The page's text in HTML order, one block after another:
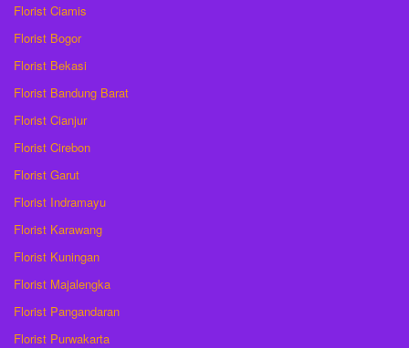
Florist Ciamis
Florist Bogor
Florist Bekasi
Florist Bandung Barat
Florist Cianjur
Florist Cirebon
Florist Garut
Florist Indramayu
Florist Karawang
Florist Kuningan
Florist Majalengka
Florist Pangandaran
Florist Purwakarta